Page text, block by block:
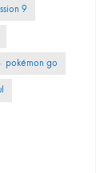
9
pokémon go